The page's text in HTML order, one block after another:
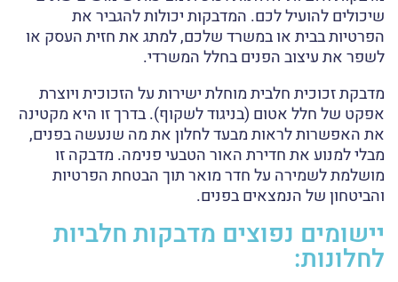
שיכולים להועיל לכם. המדבקות יכולות להגביר את
הפרטיות בבית או במשרד שלכם, למתג את חזית העסק או
לשפר את עיצוב הפנים בחלל המשרדי.
מדבקת זכוכית חלבית מוחלת ישירות על הזכוכית ויוצרת
אפקט של חלל אטום (בניגוד לשקוף). בדרך זו היא מקטינה
את האפשרות לראות מבעד לחלון את מה שנעשה בפנים,
מבלי למנוע את חדירת האור הטבעי פנימה. מדבקה זו
מושלמת לשמירה על חדר מואר תוך הבטחת הפרטיות
והביטחון של הנמצאים בפנים.
יישומים נפוצים מדבקות חלביות
לחלונות: